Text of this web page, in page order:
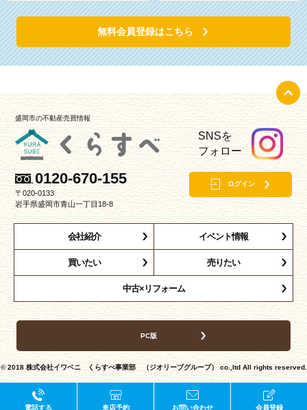
無料会員登録はこちら
盛岡市の不動産売買情報
0120-670-155
〒020-0133
岩手県盛岡市青山一丁目18-8
SNSを
フォロー
ログイン
会社紹介 イベント情報
買いたい 売りたい
中古×リフォーム
PC版
© 2018 株式会社イワベニ くらすべ事業部 （ジオリーブグループ） co.,ltd All rights reserved.
電話する 来店予約 お問い合わせ 会員登録